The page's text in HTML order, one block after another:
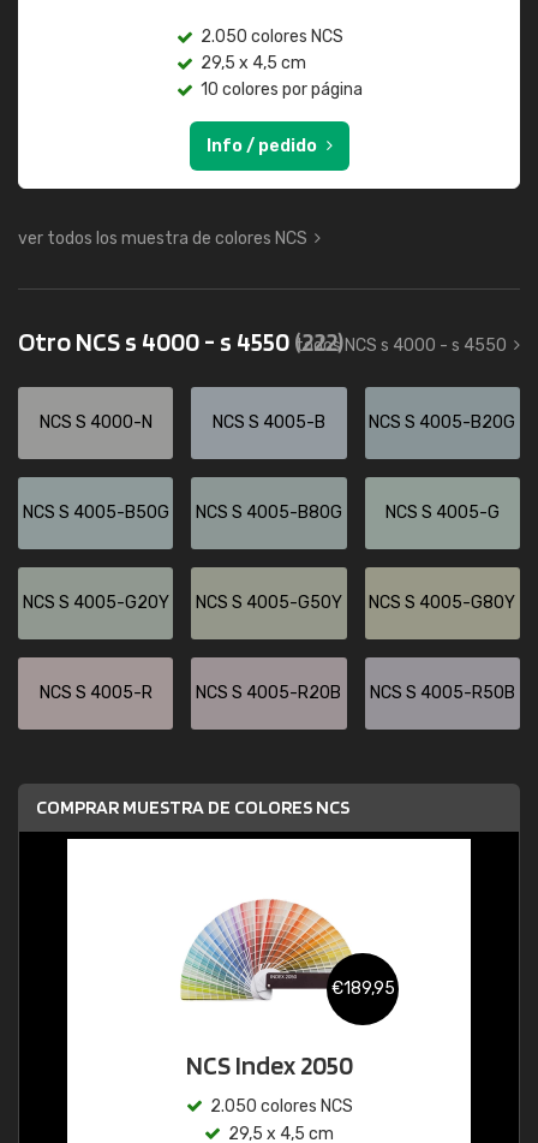
2.050 colores NCS
29,5 x 4,5 cm
10 colores por página
Info / pedido
ver todos los muestra de colores NCS
Otro NCS s 4000 - s 4550(222)
todos NCS s 4000 - s 4550
NCS S 4000-N NCS S 4005-B NCS S 4005-B20G
NCS S 4005-B50G NCS S 4005-B80G NCS S 4005-G
NCS S 4005-G20Y NCS S 4005-G50Y NCS S 4005-G80Y
NCS S 4005-R NCS S 4005-R20B NCS S 4005-R50B
COMPRAR MUESTRA DE COLORES NCS
€189,95
NCS Index 2050
2.050 colores NCS
29,5 x 4,5 cm